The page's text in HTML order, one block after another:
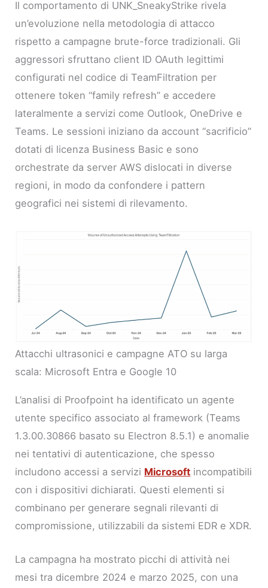
Il comportamento di UNK_SneakyStrike rivela
un’evoluzione nella metodologia di attacco
rispetto a campagne brute-force tradizionali. Gli
aggressori sfruttano client ID OAuth legittimi
configurati nel codice di TeamFiltration per
ottenere token “family refresh” e accedere
lateralmente a servizi come Outlook, OneDrive e
Teams. Le sessioni iniziano da account “sacrificio”
dotati di licenza Business Basic e sono
orchestrate da server AWS dislocati in diverse
regioni, in modo da confondere i pattern
geografici nei sistemi di rilevamento.
Attacchi ultrasonici e campagne ATO su larga
scala: Microsoft Entra e Google 10
L’analisi di Proofpoint ha identificato un agente
utente specifico associato al framework (Teams
1.3.00.30866 basato su Electron 8.5.1) e anomalie
nei tentativi di autenticazione, che spesso
includono accessi a servizi Microsoft incompatibili
con i dispositivi dichiarati. Questi elementi si
combinano per generare segnali rilevanti di
compromissione, utilizzabili da sistemi EDR e XDR.
La campagna ha mostrato picchi di attività nei
mesi tra dicembre 2024 e marzo 2025, con una